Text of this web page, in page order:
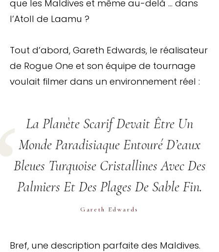
que les Maldives et même au-delà … dans
l’Atoll de Laamu ?
Tout d’abord, Gareth Edwards, le réalisateur
de Rogue One et son équipe de tournage
voulait filmer dans un environnement réel :
La Planète Scarif Devait Être Un
Monde Paradisiaque Entouré D’eaux
Bleues Turquoise Cristallines Avec Des
Palmiers Et Des Plages De Sable Fin.
Gareth Edwards
Bref, une description parfaite des Maldives.